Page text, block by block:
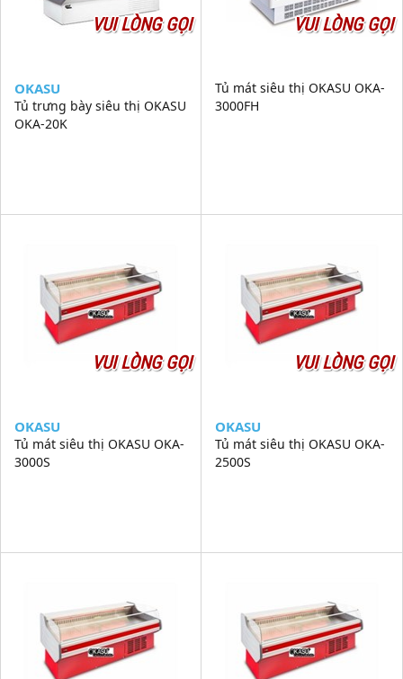
VUI LÒNG GỌI
OKASU
Tủ trưng bày siêu thị OKASU
OKA-20K
VUI LÒNG GỌI
Tủ mát siêu thị OKASU OKA-
3000FH
VUI LÒNG GỌI
OKASU
Tủ mát siêu thị OKASU OKA-
3000S
VUI LÒNG GỌI
OKASU
Tủ mát siêu thị OKASU OKA-
2500S